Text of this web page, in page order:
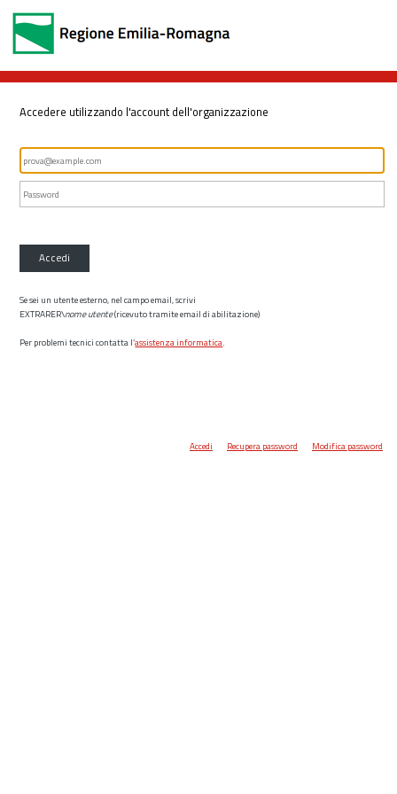
Accedere utilizzando l'account dell'organizzazione
Accedi
Se sei un utente esterno, nel campo email, scrivi
EXTRARER\nome utente(ricevuto tramite email di abilitazione)
Per problemi tecnici contatta l’assistenza informatica.
Accedi Recupera password Modifica password